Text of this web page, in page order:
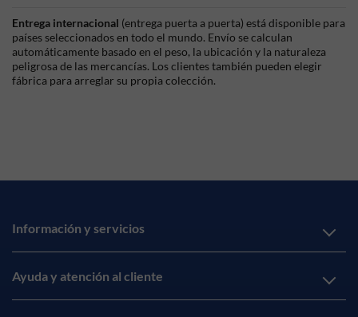
Entrega internacional (entrega puerta a puerta) está disponible para
países seleccionados en todo el mundo. Envío se calculan
automáticamente basado en el peso, la ubicación y la naturaleza
peligrosa de las mercancías. Los clientes también pueden elegir
fábrica para arreglar su propia colección.
Información y servicios
Ayuda y atención al cliente